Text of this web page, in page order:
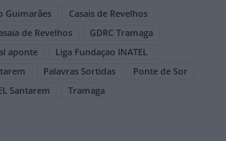
Guimarães
Casais de Revelhos
de Revelhos
GDRC Tramaga
aponte
Liga Fundaçao INATEL
Palavras Sortidas
Ponte de Sor
Santarem
Tramaga